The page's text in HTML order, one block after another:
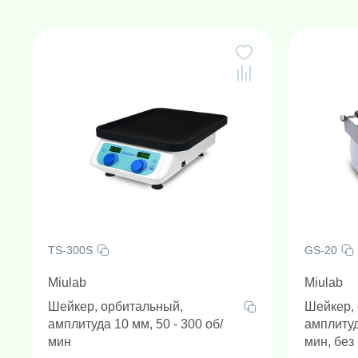
TS-300S
Miulab
Шейкер, орбитальный,
амплитуда 10 мм, 50 - 300 об/
мин
GS-20
Miulab
Шейкер,
мин,